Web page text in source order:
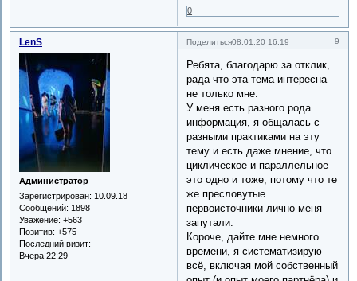
0
Поделиться 9
08.01.20 16:19
LenS
Администратор
Зарегистрирован: 10.09.18
Сообщений: 1898
Уважение: +563
Позитив: +575
Последний визит:
Вчера 22:29
Ребята, благодарю за отклик,
рада что эта тема интересна
не только мне.
У меня есть разного рода
информация, я общалась с
разными практиками на эту
тему и есть даже мнение, что
циклическое и параллельное
это одно и тоже, потому что те
же пресловутые
первоисточники лично меня
запутали.
Короче, дайте мне немного
времени, я систематизирую
всё, включая мой собственный